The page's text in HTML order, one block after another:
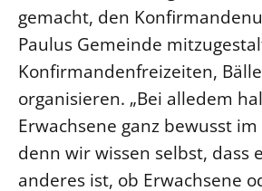
gemacht, den
Paulus Gemeinde
Konfirmandenfreizeiten,
organisieren. „Bei alledem
Erwachsene ganz bewusst
denn wir wissen selbst, dass
anderes ist, ob Erwachsene